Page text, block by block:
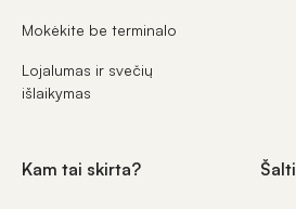
Mokėkite be terminalo
Lojalumas ir svečių
išlaikymas
Kam tai skirta?